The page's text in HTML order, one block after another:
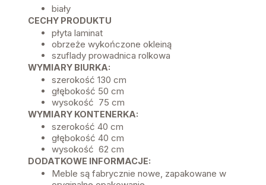
biały
CECHY PRODUKTU
płyta laminat
obrzeże wykończone okleiną
szuflady prowadnica rolkowa
WYMIARY BIURKA:
szerokość 130 cm
głębokość 50 cm
wysokość 75 cm
WYMIARY KONTENERKA:
szerokość 40 cm
głębokość 40 cm
wysokość 62 cm
DODATKOWE INFORMACJE:
Meble są fabrycznie nowe, zapakowane w